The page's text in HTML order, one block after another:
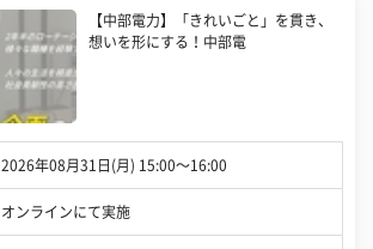
【中部電力】「きれいごと」を貫き、
想いを形にする！中部電
2026年08月31日(月) 15:00〜16:00
オンラインにて実施